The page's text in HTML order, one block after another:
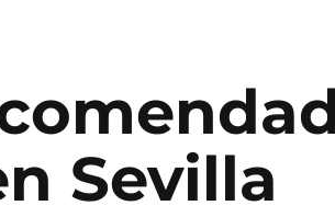
Sevilla